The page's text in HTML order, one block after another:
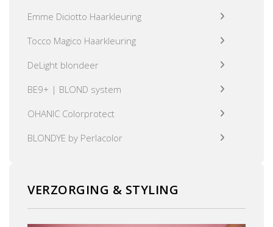
Emme Diciotto Haarkleuring
Tocco Magico Haarkleuring
DeLight blondeer
BE9+ | BLOND system
OHANIC Colorprotect
BLONDYE by Perlacolor
VERZORGING & STYLING